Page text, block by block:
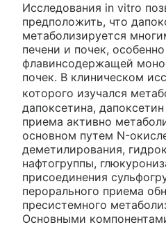
Исследования in vitro
предположить, что
метаболизируется
печени и почек,
флавинсодержащей
почек. В клиническом
которого изучался
дапоксетина,
приема активно
основном путем N-
деметилирования,
нафтогруппы,
присоединения
перорального приема
пресистемного
Основными